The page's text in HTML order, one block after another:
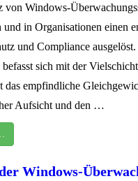
von Windows-
und in Organisationen einen
und Compliance
sich mit der
das empfindliche
Aufsicht und den …
Windows-